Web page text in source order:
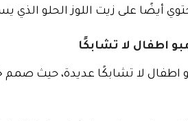
أيضًا على زيت اللوز الحلو
اطفال لا تشابكًا
اطفال لا تشابكًا عديدة، حيث